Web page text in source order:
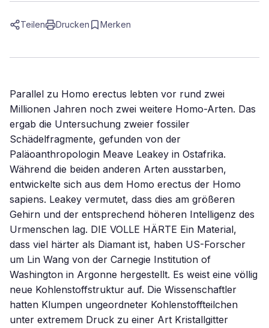
Teilen Drucken Merken
Parallel zu Homo erectus lebten vor rund zwei
Millionen Jahren noch zwei weitere Homo-Arten. Das
ergab die Untersuchung zweier fossiler
Schädelfragmente, gefunden von der
Paläoanthropologin Meave Leakey in Ostafrika.
Während die beiden anderen Arten ausstarben,
entwickelte sich aus dem Homo erectus der Homo
sapiens. Leakey vermutet, dass dies am größeren
Gehirn und der entsprechend höheren Intelligenz des
Urmenschen lag. DIE VOLLE HÄRTE Ein Material,
dass viel härter als Diamant ist, haben US-Forscher
um Lin Wang von der Carnegie Institution of
Washington in Argonne hergestellt. Es weist eine völlig
neue Kohlenstoffstruktur auf. Die Wissenschaftler
hatten Klumpen ungeordneter Kohlenstoffteilchen
unter extremem Druck zu einer Art Kristallgitter